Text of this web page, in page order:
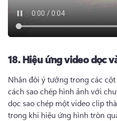
18.Hiệu ứng video dọc
Nhân đôi ý tưởng trong các
cách sao chép hình ảnh với
dọc sao chép một video clip
trong khi hiệu ứng hình tròn